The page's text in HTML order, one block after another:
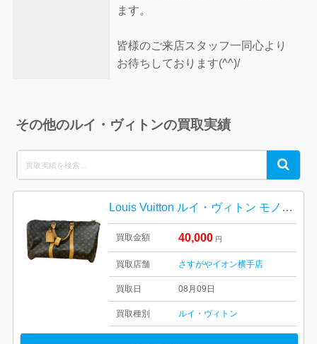
ます。
皆様のご来店スタッフ一同心より
お待ちしております(^^)/
その他のルイ・ヴィトンの買取実績
for:
Search
Louis Vuitton ルイ・ヴィトン モノグラム キーポルバンドリエール60
買取金額 40,000 円
買取店舗 さすがやイオン横手店
買取日 08月09日
買取種別 ルイ・ヴィトン